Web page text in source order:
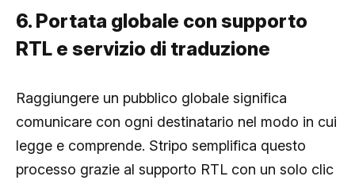
6. Portata globale con supporto
RTL e servizio di traduzione
Raggiungere un pubblico globale significa
comunicare con ogni destinatario nel modo in cui
legge e comprende. Stripo semplifica questo
processo grazie al supporto RTL con un solo clic